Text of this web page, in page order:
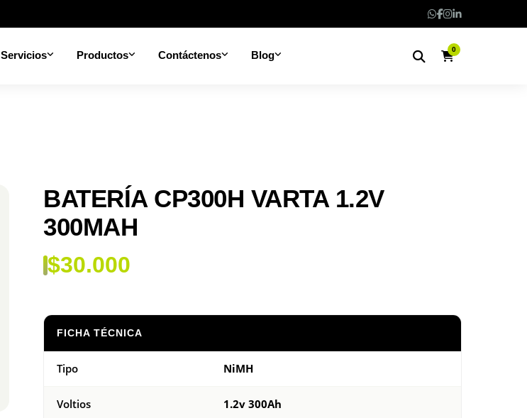
Servicios Productos Contáctenos Blog 0
BATERÍA CP300H VARTA 1.2V
300MAH
$30.000
FICHA TÉCNICA
Tipo NiMH
Voltios 1.2v 300Ah